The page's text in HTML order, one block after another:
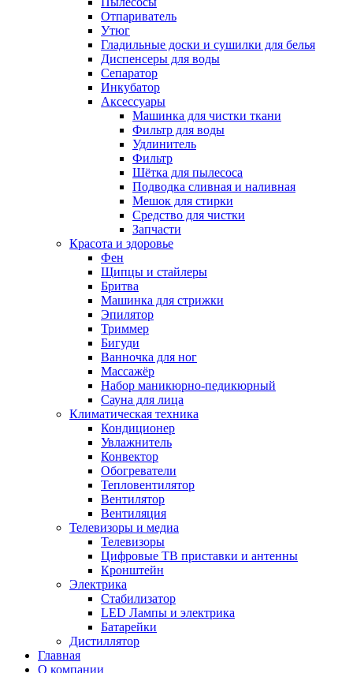
Отпариватель
Утюг
Гладильные доски и сушилки для белья
Диспенсеры для воды
Сепаратор
Инкубатор
Аксессуары
Машинка для чистки ткани
Фильтр для воды
Удлинитель
Фильтр
Шётка для пылесоса
Подводка сливная и наливная
Мешок для стирки
Средство для чистки
Запчасти
Красота и здоровье
Фен
Щипцы и стайлеры
Бритва
Машинка для стрижки
Эпилятор
Триммер
Бигуди
Ванночка для ног
Массажёр
Набор маникюрно-педикюрный
Сауна для лица
Климатическая техника
Кондиционер
Увлажнитель
Конвектор
Обогреватели
Тепловентилятор
Вентилятор
Вентиляция
Телевизоры и медиа
Телевизоры
Цифровые ТВ приставки и антенны
Кронштейн
Электрика
Стабилизатор
LED Лампы и электрика
Батарейки
Дистиллятор
Главная
О компании